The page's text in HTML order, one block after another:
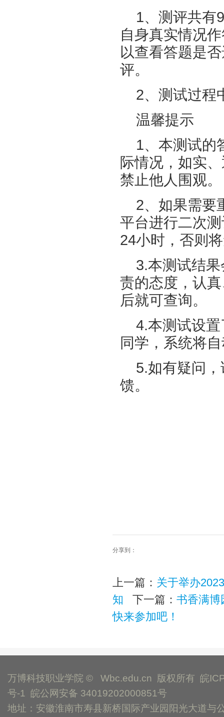
1、测评共有
自身真实情况
以查看答题是
评。
2、测试过程
温馨提示
1、本测试的
际情况，如实
禁止他人围观。
2、如果需要
平台进行二次
24小时，否则
3.本测试结
责的态度，认
后就可查询。
4.本测试设
同学，系统将
5.如有疑问
馈。
分享到：
上一篇： 关于举办
知 下一篇：书香满博
快来参加吧！
万博科技职业学院 © Wbc.edu.cn 版权所有 皖
号-1
皖公网安备 34019202000851号
地址：安徽淮南市寿县新桥国际产业园阳光大道与